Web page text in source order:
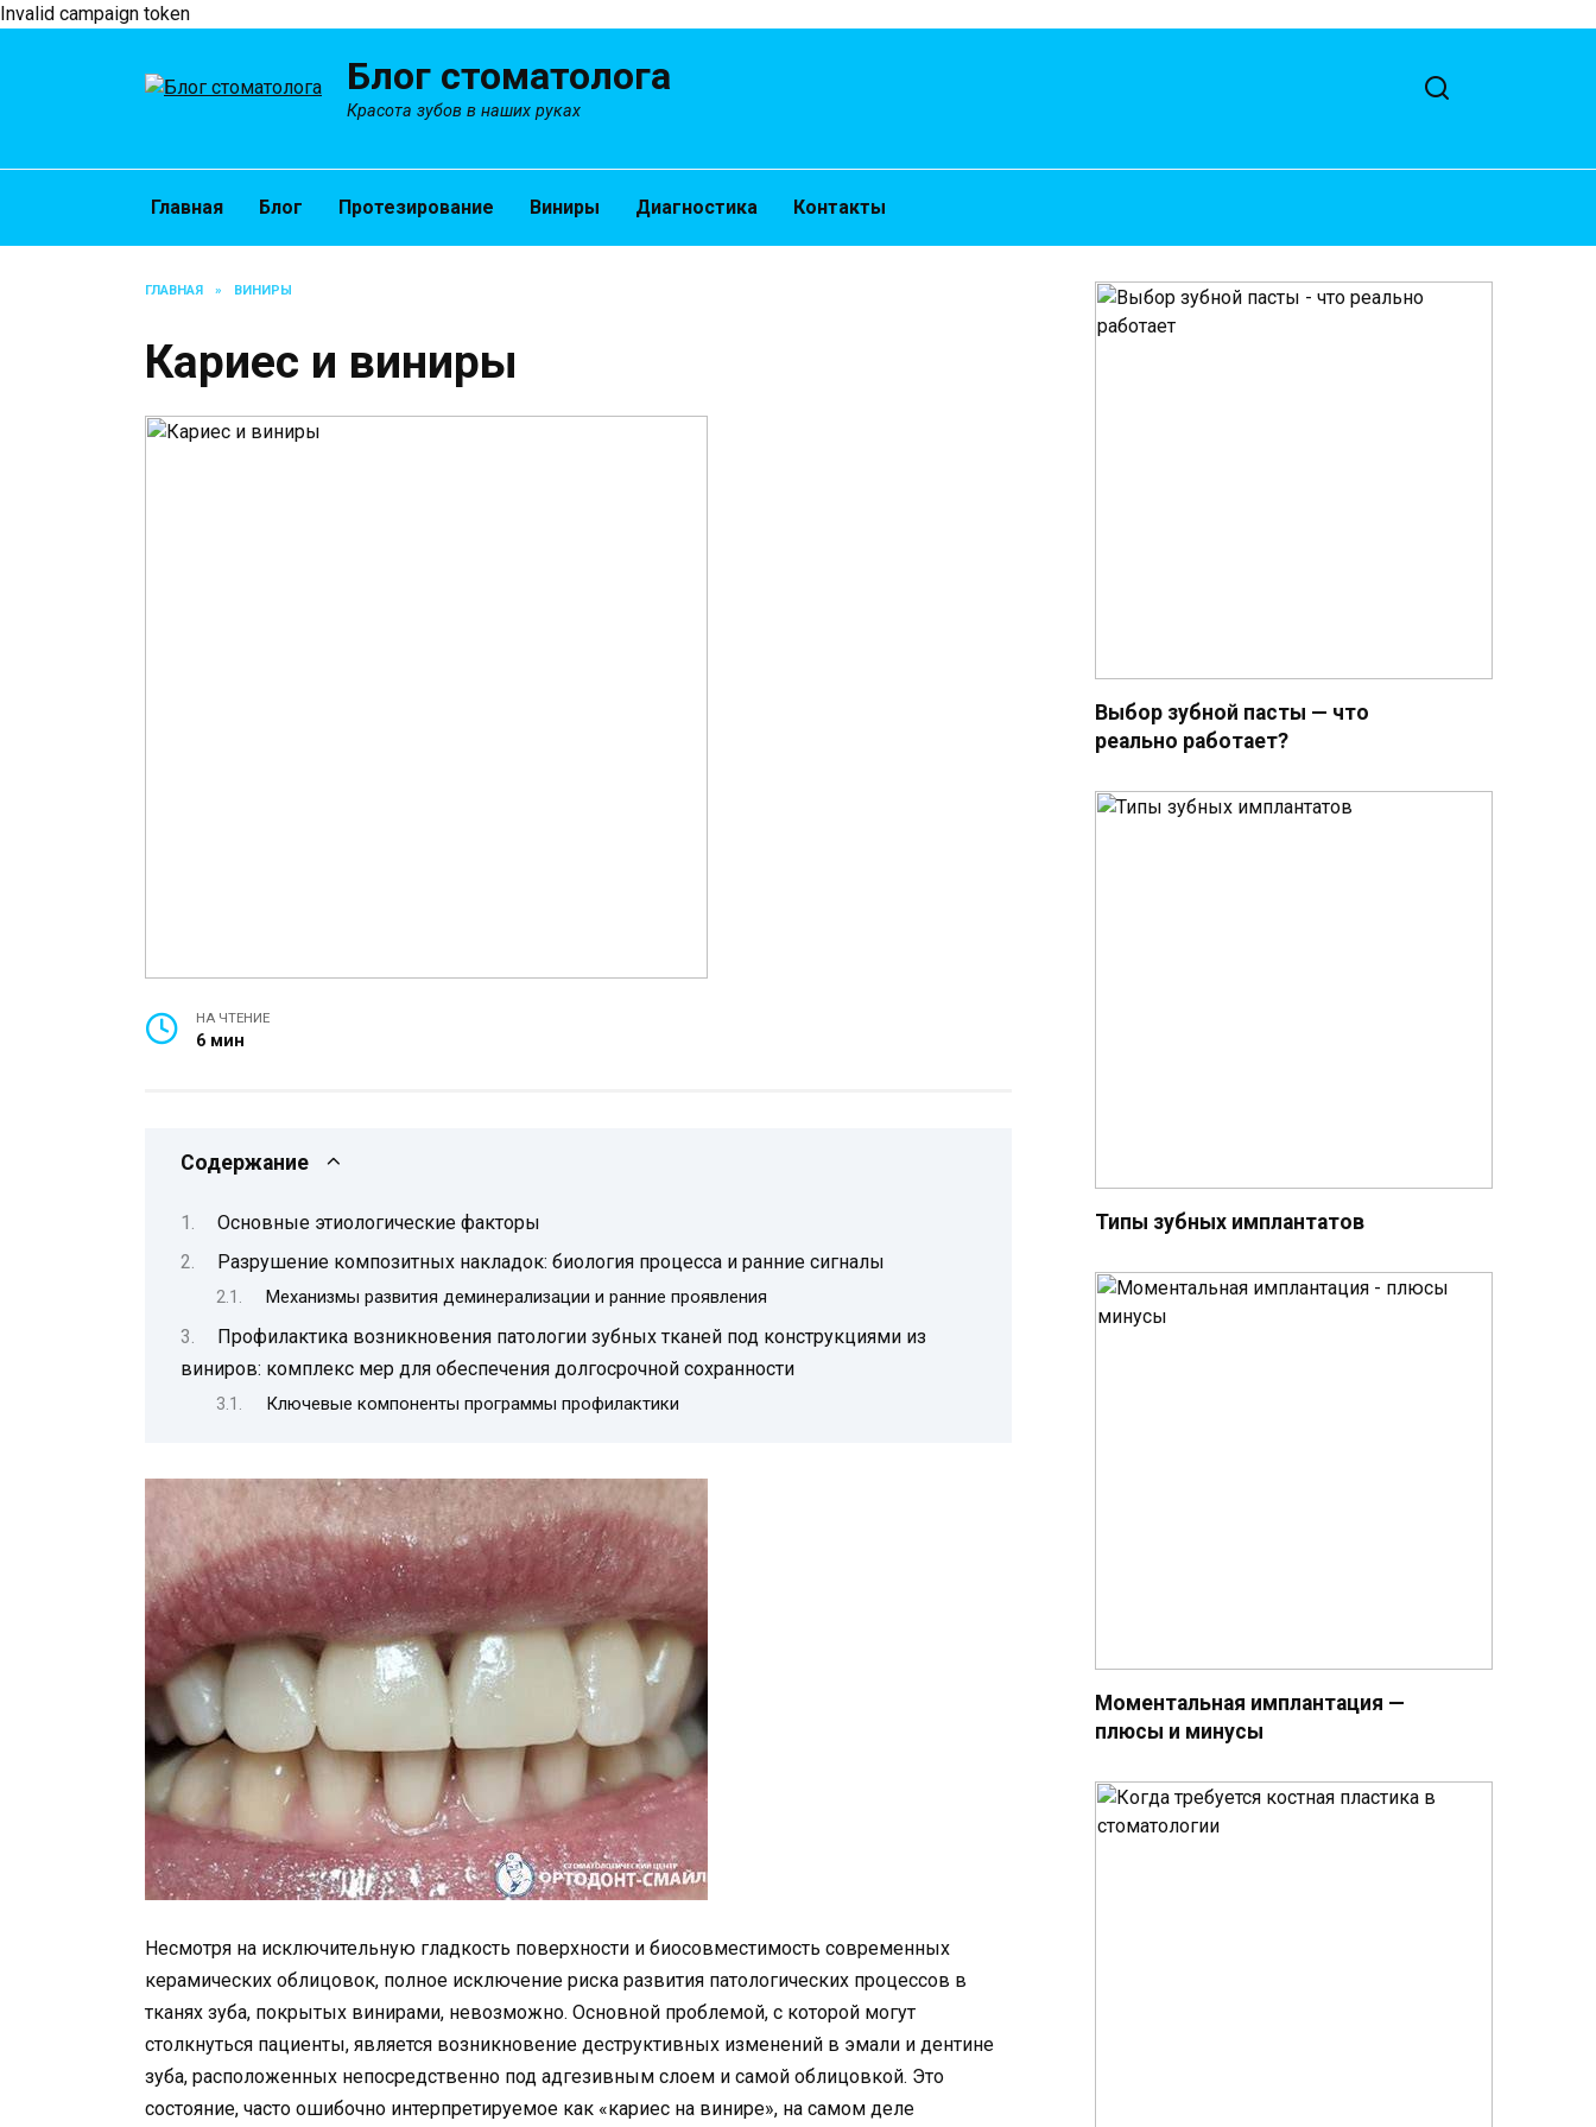
Invalid campaign token
Блог стоматолога
Красота зубов в наших руках
Главная Блог Протезирование Виниры Диагностика Контакты
ГЛАВНАЯ » ВИНИРЫ
Кариес и виниры
НА ЧТЕНИЕ
6 мин
Содержание
Основные этиологические факторы
Разрушение композитных накладок: биология процесса и ранние сигналы
Механизмы развития деминерализации и ранние проявления
Профилактика возникновения патологии зубных тканей под конструкциями из
виниров: комплекс мер для обеспечения долгосрочной сохранности
Ключевые компоненты программы профилактики
Несмотря на исключительную гладкость поверхности и биосовместимость современных
керамических облицовок, полное исключение риска развития патологических процессов в
тканях зуба, покрытых винирами, невозможно. Основной проблемой, с которой могут
столкнуться пациенты, является возникновение деструктивных изменений в эмали и дентине
зуба, расположенных непосредственно под адгезивным слоем и самой облицовкой. Это
состояние, часто ошибочно интерпретируемое как «кариес на винире», на самом деле
Выбор зубной пасты — что
реально работает?
Типы зубных имплантатов
Моментальная имплантация —
плюсы и минусы